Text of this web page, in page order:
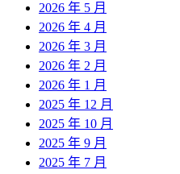
2026 年 5 月
2026 年 4 月
2026 年 3 月
2026 年 2 月
2026 年 1 月
2025 年 12 月
2025 年 10 月
2025 年 9 月
2025 年 7 月